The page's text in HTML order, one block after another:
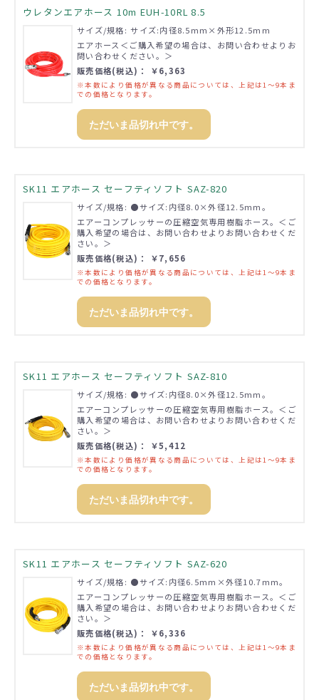
ウレタンエアホース 10m EUH-10RL 8.5
サイズ/規格: サイズ:内径8.5mm×外形12.5mm
エアホース＜ご購入希望の場合は、お問い合わせよりお
問い合わせください。＞
販売価格(税込)： ￥6,363
※本数により価格が異なる商品については、上記は1～9本ま
での価格となります。
ただいま品切れ中です。
SK11 エアホース セーフティソフト SAZ-820
サイズ/規格: ●サイズ:内径8.0×外径12.5mm。
エアーコンプレッサーの圧縮空気専用樹脂ホース。＜ご
購入希望の場合は、お問い合わせよりお問い合わせくだ
さい。＞
販売価格(税込)： ￥7,656
※本数により価格が異なる商品については、上記は1～9本ま
での価格となります。
ただいま品切れ中です。
SK11 エアホース セーフティソフト SAZ-810
サイズ/規格: ●サイズ:内径8.0×外径12.5mm。
エアーコンプレッサーの圧縮空気専用樹脂ホース。＜ご
購入希望の場合は、お問い合わせよりお問い合わせくだ
さい。＞
販売価格(税込)： ￥5,412
※本数により価格が異なる商品については、上記は1～9本ま
での価格となります。
ただいま品切れ中です。
SK11 エアホース セーフティソフト SAZ-620
サイズ/規格: ●サイズ:内径6.5mm×外径10.7mm。
エアーコンプレッサーの圧縮空気専用樹脂ホース。＜ご
購入希望の場合は、お問い合わせよりお問い合わせくだ
さい。＞
販売価格(税込)： ￥6,336
※本数により価格が異なる商品については、上記は1～9本ま
での価格となります。
ただいま品切れ中です。